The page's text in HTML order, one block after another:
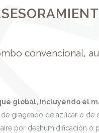
convencional,
global, incluyendo el
grageado de azúcar o
por deshumidificación